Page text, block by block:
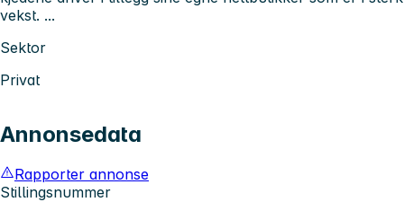
vekst. ...
Sektor
Privat
Annonsedata
Rapporter annonse
Stillingsnummer